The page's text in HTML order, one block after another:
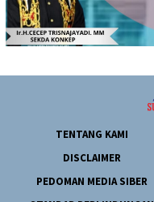
TENTANG KAMI
DISCLAIMER
PEDOMAN MEDIA SIBER